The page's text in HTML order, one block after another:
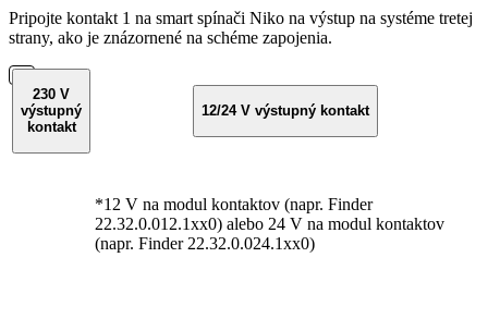
Pripojte kontakt 1 na smart spínači Niko na výstup na systéme tretej
strany, ako je znázornené na schéme zapojenia.
230 V
výstupný
kontakt
12/24 V výstupný kontakt
*12 V na modul kontaktov (napr. Finder
22.32.0.012.1xx0) alebo 24 V na modul kontaktov
(napr. Finder 22.32.0.024.1xx0)